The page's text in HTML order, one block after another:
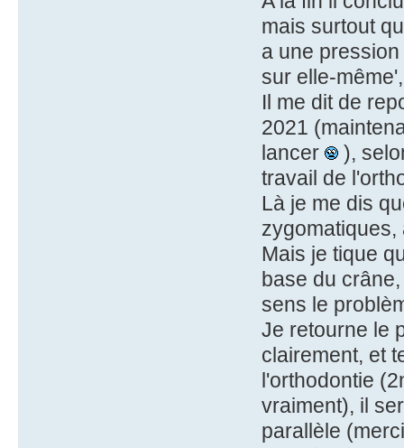
mais surtout
a une
sur elle-
Il me dit de
2021
lancer
),
travail de
Là je me dis
zygomatiques,
Mais je tique
base du
sens le
Je retourne le
clairement, et
l'orthodontie
vraiment), il
parallèle